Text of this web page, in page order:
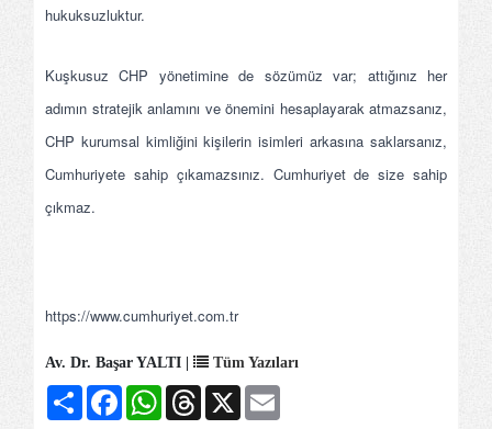
hukuksuzluktur.
Kuşkusuz CHP yönetimine de sözümüz var; attığınız her
adımın stratejik anlamını ve önemini hesaplayarak atmazsanız,
CHP kurumsal kimliğini kişilerin isimleri arkasına saklarsanız,
Cumhuriyete sahip çıkamazsınız. Cumhuriyet de size sahip
çıkmaz.
https://www.cumhuriyet.com.tr
Av. Dr. Başar YALTI | Tüm Yazıları
Share FacebookWhatsAppThreads
X